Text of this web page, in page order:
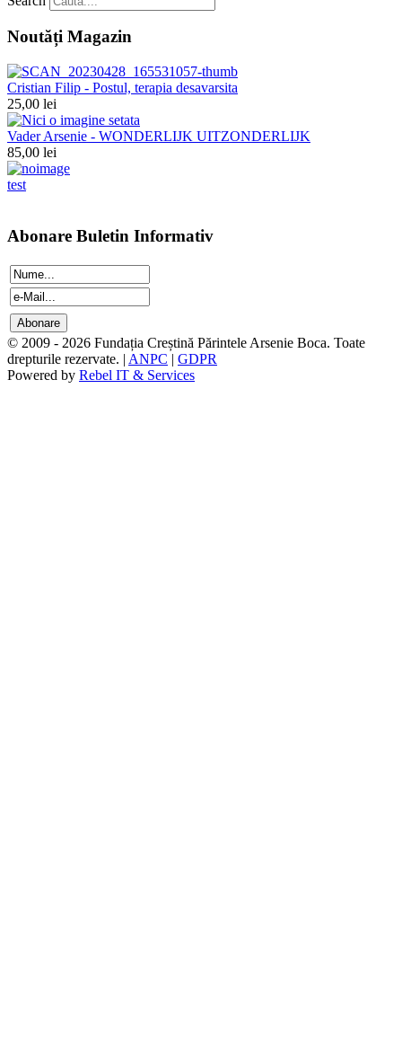
Noutăți Magazin
Cristian Filip - Postul, terapia desavarsita
25,00 lei
Vader Arsenie - WONDERLIJK UITZONDERLIJK
85,00 lei
test
Abonare Buletin Informativ
© 2009 - 2026 Fundația Creștină Părintele Arsenie Boca. Toate
drepturile rezervate. | ANPC
GDPR
Powered by Rebel IT & Services